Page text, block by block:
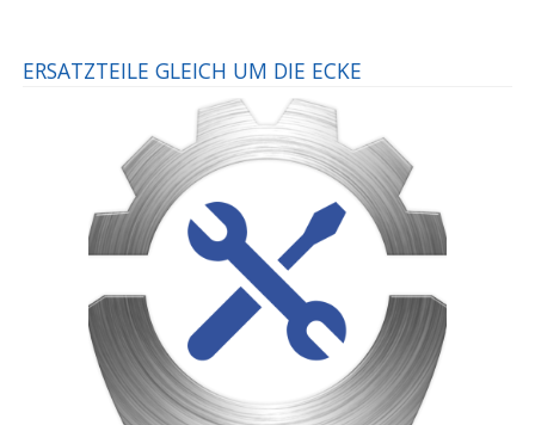
ERSATZTEILE GLEICH UM DIE ECKE